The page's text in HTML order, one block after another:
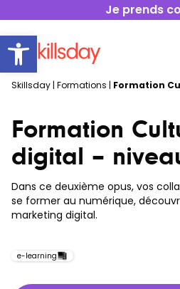
Je prends
Skillsday | Formations | Formation
Formation
digital –
Dans ce deuxième opus, vos
se former au numérique,
marketing digital.
e-learning
Open toolbar